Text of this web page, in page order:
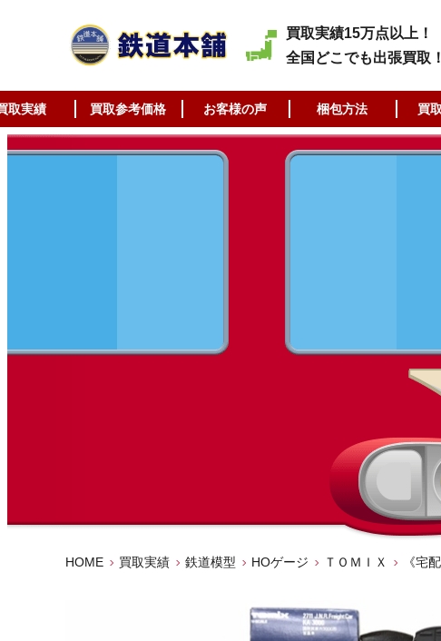
買取実績15万点以上！
全国どこでも出張買取！
取実績 買取参考価格 お客様の声 梱包方法 買
HOME 買取実績 鉄道模型 HOゲージ ＴＯＭＩＸ 《宅